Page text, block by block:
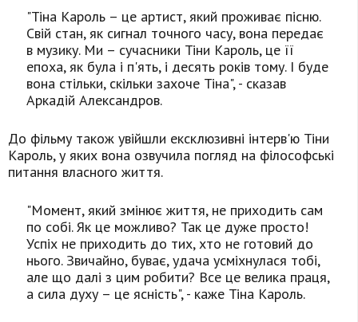
"Тіна Кароль – це артист, який проживає пісню.
Свій стан, як сигнал точного часу, вона передає
в музику. Ми – сучасники Тіни Кароль, це її
епоха, як була і п'ять, і десять років тому. І буде
вона стільки, скільки захоче Тіна", - сказав
Аркадій Александров.
До фільму також увійшли ексклюзивні інтерв'ю Тіни
Кароль, у яких вона озвучила погляд на філософські
питання власного життя.
"Момент, який змінює життя, не приходить сам
по собі. Як це можливо? Так це дуже просто!
Успіх не приходить до тих, хто не готовий до
нього. Звичайно, буває, удача усміхнулася тобі,
але що далі з цим робити? Все це велика праця,
а сила духу – це ясність", - каже Тіна Кароль.